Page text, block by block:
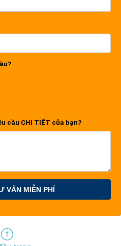
cầu CHI TIẾT của bạn?
VẤN MIỄN PHÍ